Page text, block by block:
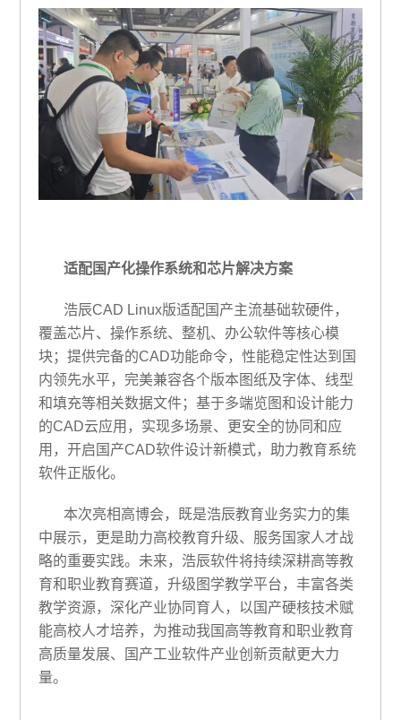
适配国产化操作系统和芯片解决方案
浩辰CAD Linux版适配国产主流基础软硬件，
覆盖芯片、操作系统、整机、办公软件等核心模
块；提供完备的CAD功能命令，性能稳定性达到国
内领先水平，完美兼容各个版本图纸及字体、线型
和填充等相关数据文件；基于多端览图和设计能力
的CAD云应用，实现多场景、更安全的协同和应
用，开启国产CAD软件设计新模式，助力教育系统
软件正版化。
本次亮相高博会，既是浩辰教育业务实力的集
中展示，更是助力高校教育升级、服务国家人才战
略的重要实践。未来，浩辰软件将持续深耕高等教
育和职业教育赛道，升级图学教学平台，丰富各类
教学资源，深化产业协同育人，以国产硬核技术赋
能高校人才培养，为推动我国高等教育和职业教育
高质量发展、国产工业软件产业创新贡献更大力
量。